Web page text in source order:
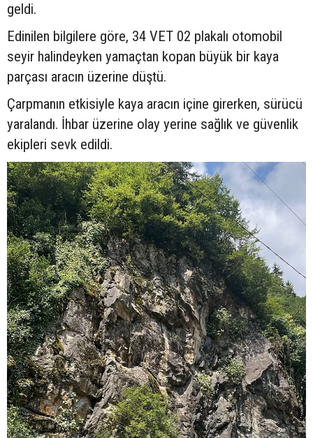
geldi.
Edinilen bilgilere göre, 34 VET 02 plakalı otomobil
seyir halindeyken yamaçtan kopan büyük bir kaya
parçası aracın üzerine düştü.
Çarpmanın etkisiyle kaya aracın içine girerken, sürücü
yaralandı. İhbar üzerine olay yerine sağlık ve güvenlik
ekipleri sevk edildi.